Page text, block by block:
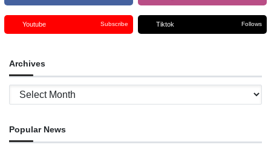
Youtube Subscribe Tiktok Follows
Archives
Archives
Popular News